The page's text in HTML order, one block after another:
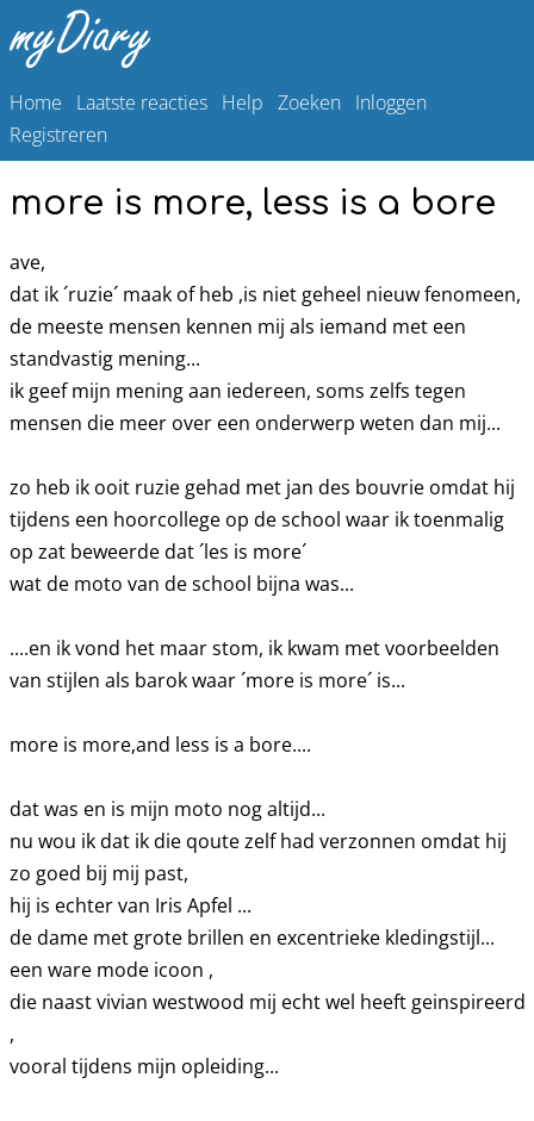
Home Laatste reacties Help Zoeken Inloggen
Registreren
more is more, less is a bore
ave,
dat ik ´ruzie´ maak of heb ,is niet geheel nieuw fenomeen,
de meeste mensen kennen mij als iemand met een
standvastig mening...
ik geef mijn mening aan iedereen, soms zelfs tegen
mensen die meer over een onderwerp weten dan mij...
zo heb ik ooit ruzie gehad met jan des bouvrie omdat hij
tijdens een hoorcollege op de school waar ik toenmalig
op zat beweerde dat ´les is more´
wat de moto van de school bijna was...
....en ik vond het maar stom, ik kwam met voorbeelden
van stijlen als barok waar ´more is more´ is...
more is more,and less is a bore....
dat was en is mijn moto nog altijd...
nu wou ik dat ik die qoute zelf had verzonnen omdat hij
zo goed bij mij past,
hij is echter van Iris Apfel ...
de dame met grote brillen en excentrieke kledingstijl...
een ware mode icoon ,
die naast vivian westwood mij echt wel heeft geinspireerd
,
vooral tijdens mijn opleiding...